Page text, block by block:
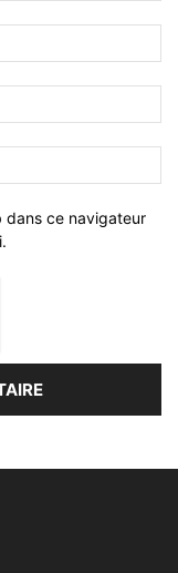
dans ce navigateur